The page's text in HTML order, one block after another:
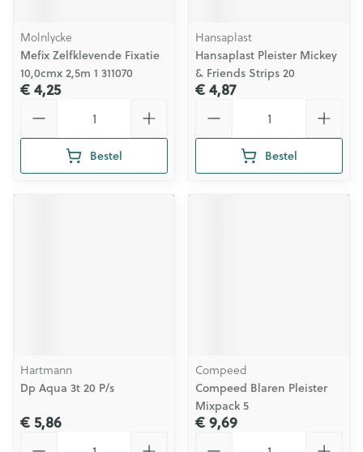
Molnlycke
Mefix Zelfklevende Fixatie
10,0cmx 2,5m 1 311070
€ 4,25
Bestel
Hansaplast
Hansaplast Pleister Mickey
& Friends Strips 20
€ 4,87
Bestel
Hartmann
Dp Aqua 3t 20 P/s
€ 5,86
Compeed
Compeed Blaren Pleister
Mixpack 5
€ 9,69